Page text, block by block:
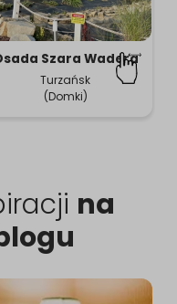
Szara Wadera
Turzańsk
(Domki)
na